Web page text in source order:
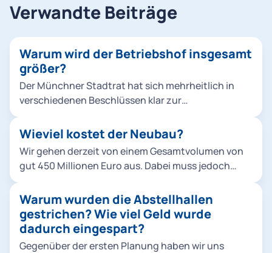
Verwandte Beiträge
Warum wird der Betriebshof insgesamt
größer?
Der Münchner Stadtrat hat sich mehrheitlich in
verschiedenen Beschlüssen klar zur
lebenswerter zu machen und zudem konkreten
ist dabei ein zentraler Baustein für den ÖPNV-
Ausbau. Die politisch beschlossenen
zuletzt wurden 2019 insgesamt 73 Fahrzeuge vom
Typ Avenio bestellt. Abstellung und Wartung sind
nur durch einen weiteren Betriebshof möglich. Die
vorhandenen Flächen müssen dazu so effizient wie
Wieviel kostet der Neubau?
Wir gehen derzeit von einem Gesamtvolumen von
gut 450 Millionen Euro aus. Dabei muss jedoch
handelt, die die Preisentwicklung bis Mitte der
2020er-Jahre berücksichtigt.
Warum wurden die Abstellhallen
gestrichen? Wie viel Geld wurde
dadurch eingespart?
Gegenüber der ersten Planung haben wir uns